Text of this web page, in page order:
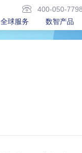
400-050-7798
全球服务 数智产品